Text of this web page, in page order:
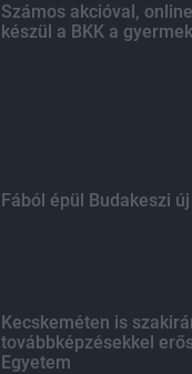
Számos akcióval,
készül a BKK a
Fából épül Budakeszi
Kecskeméten is
továbbképzésekkel
Egyetem